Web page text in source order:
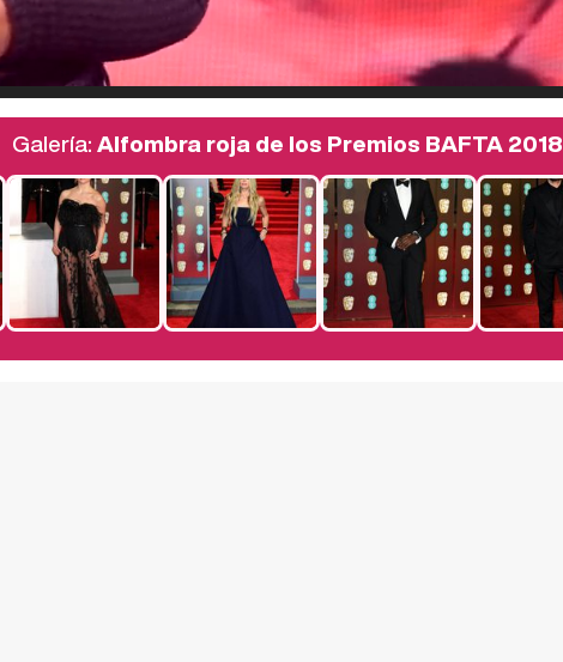
Galería:Alfombra roja de los Premios BAFTA 2018